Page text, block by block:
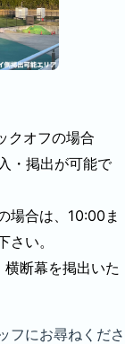
クオフの場合
・掲出が可能で
場合は、10:00ま
い。
断幕を掲出いた
フにお尋ねくださ